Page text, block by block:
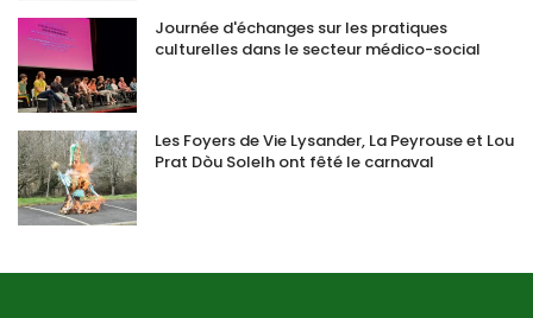
Journée d'échanges sur les pratiques
culturelles dans le secteur médico-social
Les Foyers de Vie Lysander, La Peyrouse et Lou
Prat Dòu Solelh ont fêté le carnaval